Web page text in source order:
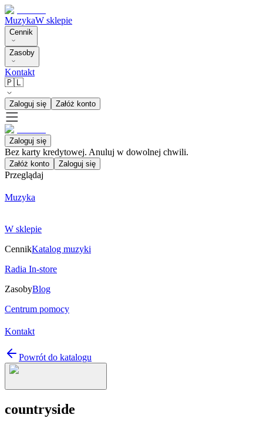
MuzykaW sklepie
Cennik
Zasoby
Kontakt
🇵🇱
Zaloguj się Załóż konto
Zaloguj się
Bez karty kredytowej. Anuluj w dowolnej chwili.
Załóż konto Zaloguj się
Przeglądaj
Muzyka
W sklepie
CennikKatalog muzyki
Radia In-store
ZasobyBlog
Centrum pomocy
Kontakt
Powrót do katalogu
countryside